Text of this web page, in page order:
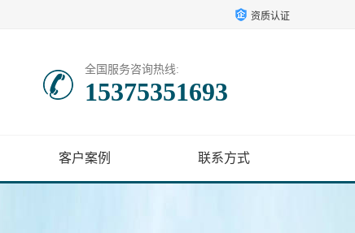
资质认证
全国服务咨询热线:
15375351693
客户案例 联系方式